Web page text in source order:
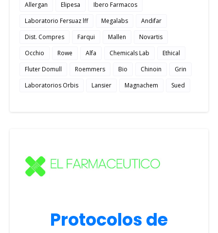
Allergan
Elipesa
Ibero Farmacos
Laboratorio Fersuaz lff
Megalabs
Andifar
Dist. Compres
Farqui Mallen
Novartis
Occhio
Rowe Alfa Chemicals Lab
Ethical
Fluter Domull
Roemmers Bio Chinoin
Grin
Laboratorios Orbis
Lansier Magnachem Sued
Protocolos de